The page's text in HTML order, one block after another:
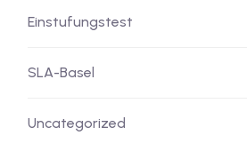
Einstufungstest
SLA-Basel
Uncategorized